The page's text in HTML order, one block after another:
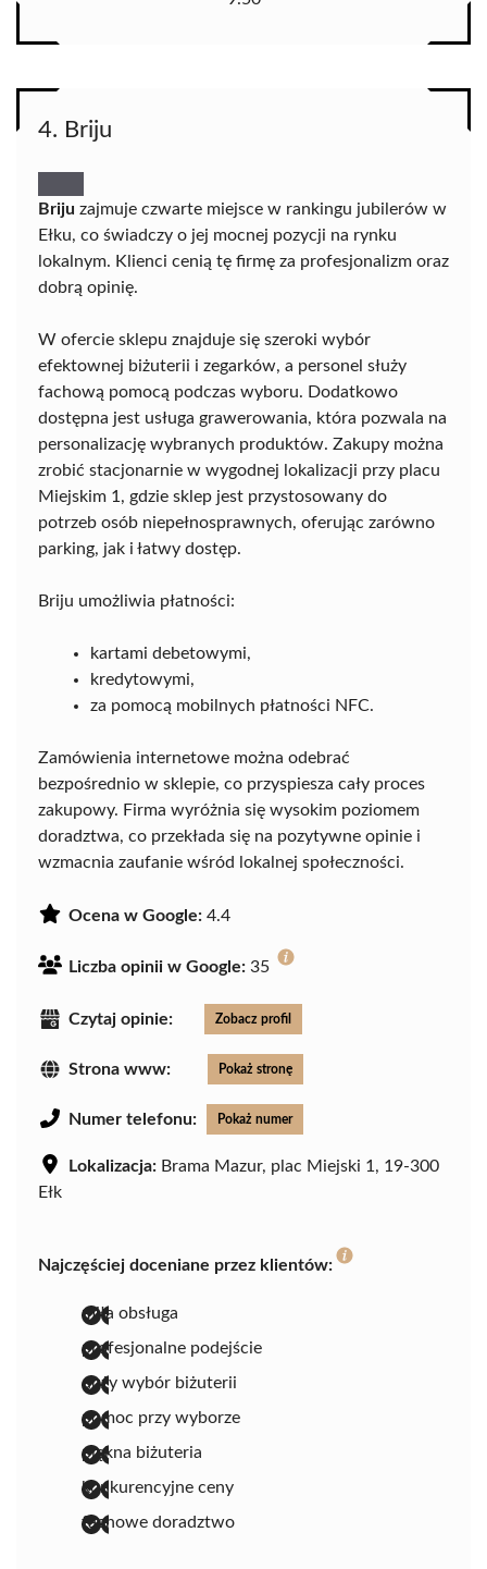
4. Briju
Briju zajmuje czwarte miejsce w rankingu jubilerów w
Ełku, co świadczy o jej mocnej pozycji na rynku
lokalnym. Klienci cenią tę firmę za profesjonalizm oraz
dobrą opinię.
W ofercie sklepu znajduje się szeroki wybór
efektownej biżuterii i zegarków, a personel służy
fachową pomocą podczas wyboru. Dodatkowo
dostępna jest usługa grawerowania, która pozwala na
personalizację wybranych produktów. Zakupy można
zrobić stacjonarnie w wygodnej lokalizacji przy placu
Miejskim 1, gdzie sklep jest przystosowany do
potrzeb osób niepełnosprawnych, oferując zarówno
parking, jak i łatwy dostęp.
Briju umożliwia płatności:
kartami debetowymi,
kredytowymi,
za pomocą mobilnych płatności NFC.
Zamówienia internetowe można odebrać
bezpośrednio w sklepie, co przyspiesza cały proces
zakupowy. Firma wyróżnia się wysokim poziomem
doradztwa, co przekłada się na pozytywne opinie i
wzmacnia zaufanie wśród lokalnej społeczności.
Ocena w Google: 4.4
Liczba opinii w Google: 35
Czytaj opinie: Zobacz profil
Strona www: Pokaż stronę
Numer telefonu: Pokaż numer
Lokalizacja: Brama Mazur, plac Miejski 1, 19-300
Ełk
Najczęściej doceniane przez klientów:
miła obsługa
profesjonalne podejście
duży wybór biżuterii
pomoc przy wyborze
piękna biżuteria
konkurencyjne ceny
fachowe doradztwo